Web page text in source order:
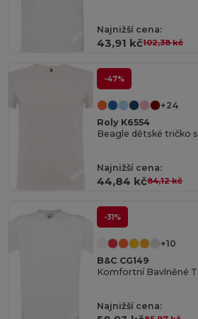
Najnižší cena:
43,91 kč102,38 kč
-47%
+24
Roly K6554
Beagle dětské tričko
Najnižší cena:
44,84 kč84,12 kč
-31%
+10
B&C CG149
Komfortní Bavlněné
Najnižší cena: